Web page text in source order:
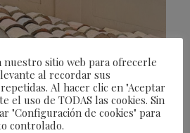
nuestro sitio web para ofrecerle
al recordar sus
Al hacer clic en "Aceptar
el uso de TODAS las cookies. Sin
"Configuración de cookies" para
controlado.